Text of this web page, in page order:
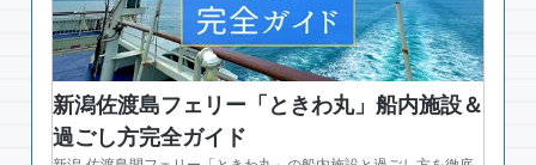
新潟佐渡島フェリー「ときわ丸」船内施設＆
過ごし方完全ガイド